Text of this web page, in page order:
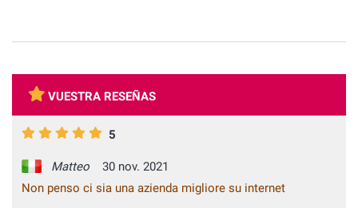
VUESTRA RESEÑAS
5
Matteo
30 nov. 2021
Non penso ci sia una azienda migliore su internet